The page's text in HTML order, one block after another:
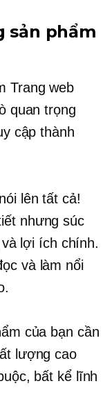
sản phẩm
Trang web
quan trọng
cập thành
lên tất cả!
nhưng súc
lợi ích chính.
và làm nổi
của bạn cần
lượng cao
bất kể lĩnh